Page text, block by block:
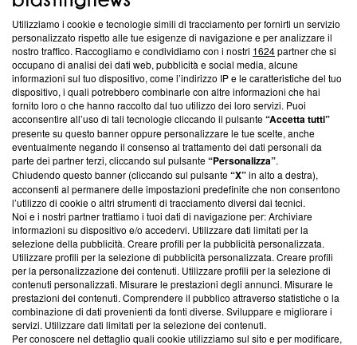
Questa sezione offre informazioni trasparenti su Blasting
News, sui nostri processi editoriali e su come ci impegniamo a
creare news di qualità. Inoltre, afferma la nostra aderenza a
‘Trust Project - News with Integrity’Blasting News non è
ancora membro del programma, ma ha richiesto di farne
parte; Trust Project non ha ancora effettuato una verifica di
conformità agli standard.
Su di noi
Team editoriale
Corporate
Redazione
Informativa Privacy
Cookie Policy
Blasting SA, IDI CHE-247.845.224, Via Carlo Frasca, 3 - 6900
Utilizziamo i cookie e tecnologie simili di tracciamento per fornirti un servizio
personalizzato rispetto alle tue esigenze di navigazione e per analizzare il
nostro traffico. Raccogliamo e condividiamo con i nostri 1624partner che si
occupano di analisi dei dati web, pubblicità e social media, alcune
informazioni sul tuo dispositivo, come l’indirizzo IP e le caratteristiche del tuo
dispositivo, i quali potrebbero combinarle con altre informazioni che hai
fornito loro o che hanno raccolto dal tuo utilizzo dei loro servizi. Puoi
acconsentire all’uso di tali tecnologie cliccando il pulsante“Accetta tutti”
presente su questo banner oppure personalizzare le tue scelte, anche
eventualmente negando il consenso al trattamento dei dati personali da
parte dei partner terzi, cliccando sul pulsante“Personalizza”.
Chiudendo questo banner (cliccando sul pulsante“X”in alto a destra),
acconsenti al permanere delle impostazioni predefinite che non consentono
l’utilizzo di cookie o altri strumenti di tracciamento diversi dai tecnici.
Noi e i nostri partner trattiamo i tuoi dati di navigazione per: Archiviare
informazioni su dispositivo e/o accedervi. Utilizzare dati limitati per la
selezione della pubblicità. Creare profili per la pubblicità personalizzata.
Utilizzare profili per la selezione di pubblicità personalizzata. Creare profili
per la personalizzazione dei contenuti. Utilizzare profili per la selezione di
contenuti personalizzati. Misurare le prestazioni degli annunci. Misurare le
prestazioni dei contenuti. Comprendere il pubblico attraverso statistiche o la
combinazione di dati provenienti da fonti diverse. Sviluppare e migliorare i
servizi. Utilizzare dati limitati per la selezione dei contenuti.
Per conoscere nel dettaglio quali cookie utilizziamo sul sito e per modificare,